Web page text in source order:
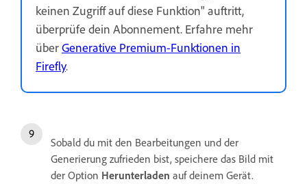
keinen Zugriff auf diese Funktion" auftritt,
überprüfe dein Abonnement. Erfahre mehr
überGenerative Premium-Funktionen in
Firefly.
Sobald du mit den Bearbeitungen und der
Generierung zufrieden bist, speichere das Bild mit
der Option Herunterladen auf deinem Gerät.